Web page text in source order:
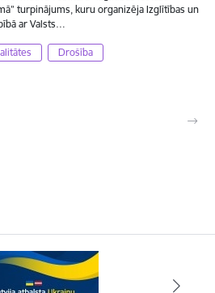
turpinājums, kuru organizēja Izglītības un
ar Valsts…
Drošība